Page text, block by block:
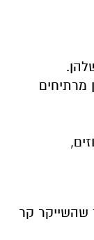
מרתיחים
שהשייקר קר